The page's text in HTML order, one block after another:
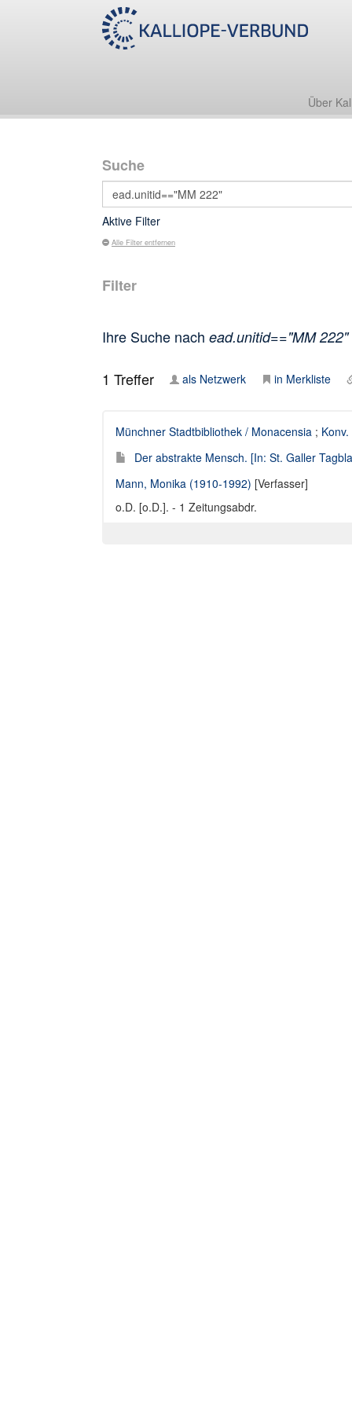
Über
Suche
Aktive Filter
Alle Filter entfernen
Filter
Ihre Suche nach ead.unitid=="MM 222"
1 Treffer als Netzwerk in Merkliste
Münchner Stadtbibliothek / Monacensia ;
Der abstrakte Mensch. [In: St. Galler
Mann, Monika (1910-1992) [Verfasser]
o.D. [o.D.]. - 1 Zeitungsabdr.